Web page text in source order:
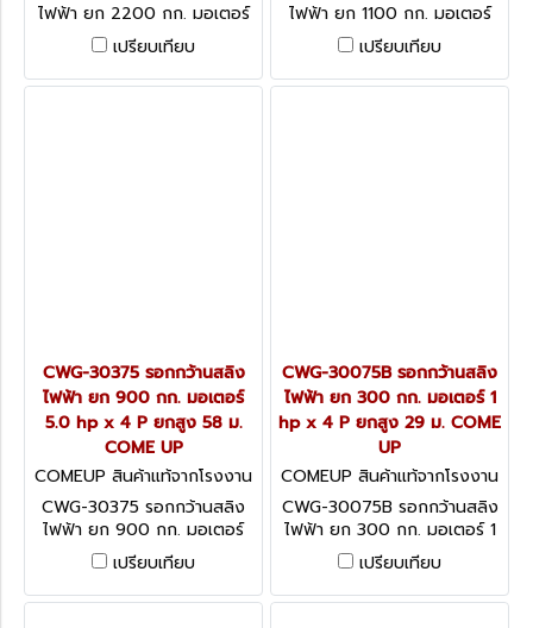
ไฟฟ้า ยก 2200 กก. มอเตอร์
7.5 hp x 4 P ยกสูง 97 ม.
COME UP
เปรียบเทียบ
ไฟฟ้า ยก 1100 กก. มอเตอร์
7.5 hp x 4 P ยกสูง 97 ม.
COME UP
เปรียบเทียบ
CWG-30375 รอกกว้านสลิง
ไฟฟ้า ยก 900 กก. มอเตอร์
5.0 hp x 4 P ยกสูง 58 ม.
COME UP
COMEUP สินค้าแท้จากโรงงาน
ผู้ผลิต CWG-30375
CWG-30375 รอกกว้านสลิง
ไฟฟ้า ยก 900 กก. มอเตอร์
5.0 hp x 4 P ยกสูง 58 ม.
COME UP
เปรียบเทียบ
CWG-30075B รอกกว้านสลิง
ไฟฟ้า ยก 300 กก. มอเตอร์ 1
hp x 4 P ยกสูง 29 ม. COME
UP
COMEUP สินค้าแท้จากโรงงาน
ผู้ผลิต CWG-30075B
CWG-30075B รอกกว้านสลิง
ไฟฟ้า ยก 300 กก. มอเตอร์ 1
hp x 4 P ยกสูง 29 ม. COME
UP
เปรียบเทียบ